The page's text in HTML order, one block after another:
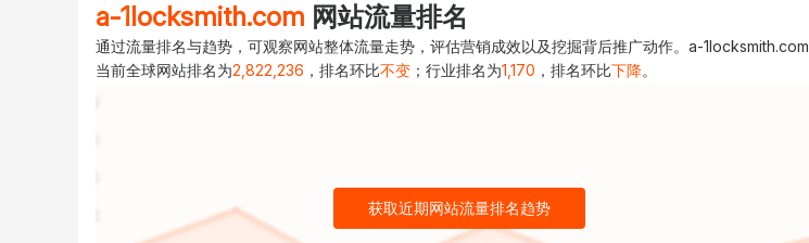
a-1locksmith.com 网站流量排名
通过流量排名与趋势，可观察网站整体流量走势，评估营销成效以及挖掘背后推广动作。a-1locksmith.com
当前全球网站排名为2,822,236 ，排名环比不变 ；行业排名为1,170 ，排名环比下降。
获取近期网站流量排名趋势